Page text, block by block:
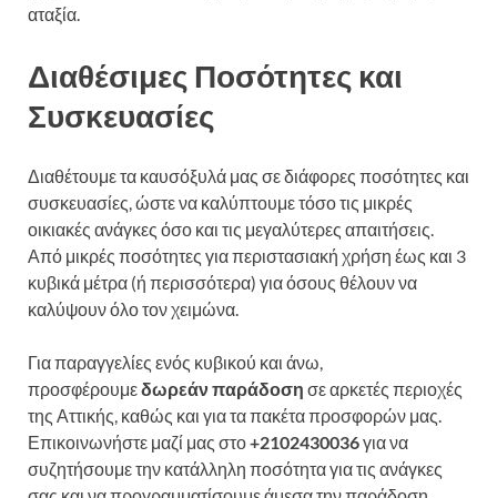
αταξία.
Διαθέσιμες Ποσότητες και
Συσκευασίες
Διαθέτουμε τα καυσόξυλά μας σε διάφορες ποσότητες και
συσκευασίες, ώστε να καλύπτουμε τόσο τις μικρές
οικιακές ανάγκες όσο και τις μεγαλύτερες απαιτήσεις.
Από μικρές ποσότητες για περιστασιακή χρήση έως και 3
κυβικά μέτρα (ή περισσότερα) για όσους θέλουν να
καλύψουν όλο τον χειμώνα.
Για παραγγελίες ενός κυβικού και άνω,
προσφέρουμεδωρεάν παράδοση σε αρκετές περιοχές
της Αττικής, καθώς και για τα πακέτα προσφορών μας.
Επικοινωνήστε μαζί μας στο+2102430036για να
συζητήσουμε την κατάλληλη ποσότητα για τις ανάγκες